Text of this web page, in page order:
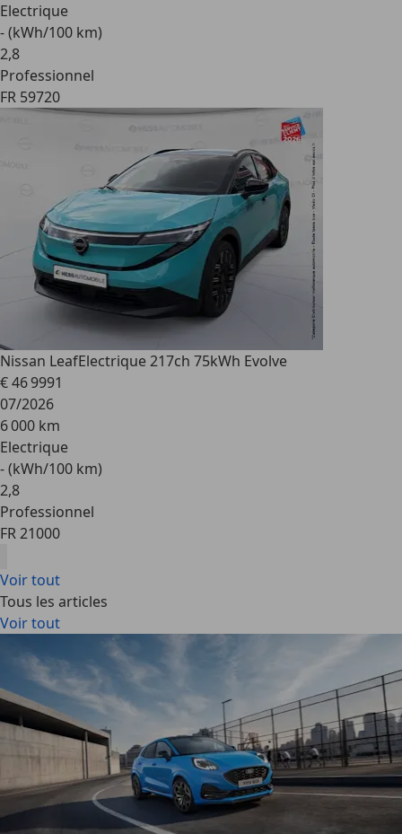
Electrique
- (kWh/100 km)
2,8
Professionnel
FR 59720
Nissan LeafElectrique 217ch 75kWh Evolve
€ 46 9991
07/2026
6 000 km
Electrique
- (kWh/100 km)
2,8
Professionnel
FR 21000
Voir tout
Tous les articles
Voir tout